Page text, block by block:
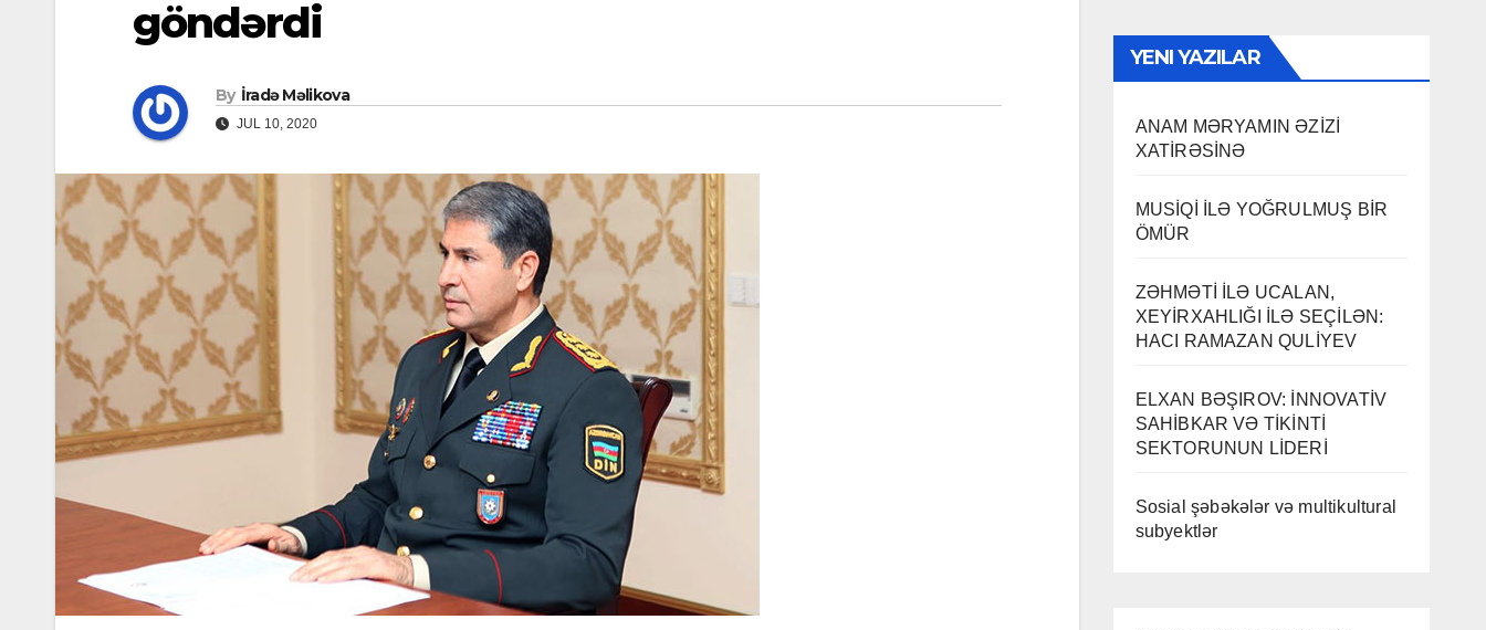
göndərdi
By İradə Məlikova
JUL 10, 2020
YENI YAZILAR
ANAM MƏRYAMIN ƏZİZİ
XATİRƏSİNƏ
MUSİQİ İLƏ YOĞRULMUŞ BİR
ÖMÜR
ZƏHMƏTİ İLƏ UCALAN,
XEYİRXAHLIĞI İLƏ SEÇİLƏN:
HACI RAMAZAN QULİYEV
ELXAN BƏŞIROV: İNNOVATİV
SAHİBKAR VƏ TİKİNTİ
SEKTORUNUN LİDERİ
Sosial şəbəkələr və multikultural
subyektlər